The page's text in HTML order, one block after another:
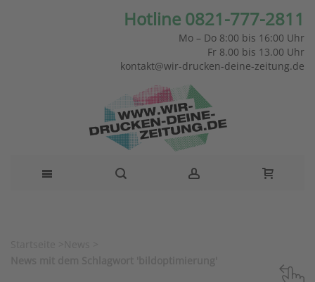
Hotline 0821-777-2811
Mo – Do 8:00 bis 16:00 Uhr
Fr 8.00 bis 13.00 Uhr
kontakt@wir-drucken-deine-zeitung.de